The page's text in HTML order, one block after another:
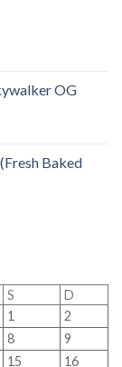
OG
Baked
S
D
1
2
8
9
15
16